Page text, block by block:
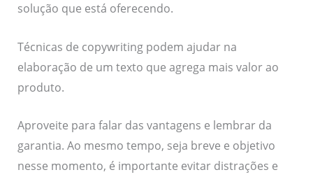
solução que está oferecendo.
Técnicas de copywriting podem ajudar na
elaboração de um texto que agrega mais valor ao
produto.
Aproveite para falar das vantagens e lembrar da
garantia. Ao mesmo tempo, seja breve e objetivo
nesse momento, é importante evitar distrações e